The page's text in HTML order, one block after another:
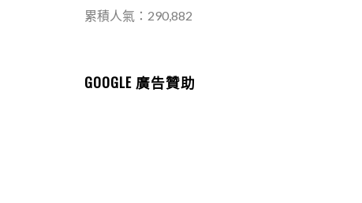
累積人氣：290,882
GOOGLE 廣告贊助